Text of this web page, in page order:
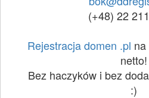
(+48) 22
Rejestracja domen .pl
netto!
Bez haczyków i bez
:)